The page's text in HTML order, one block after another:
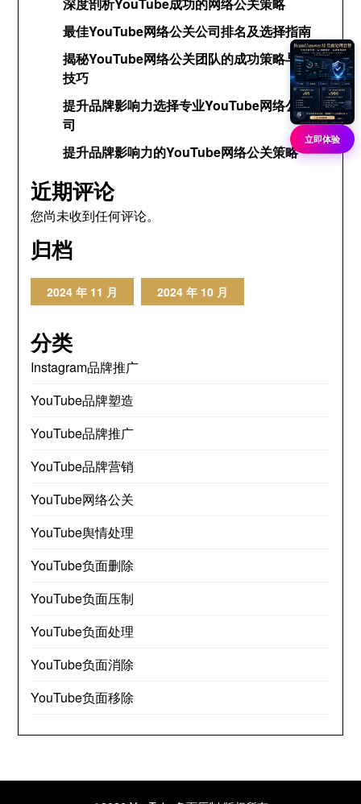
最佳YouTube网络公关公司排名及选择指南
揭秘YouTube网络公关团队的成功策略与运营
技巧
提升品牌影响力选择专业YouTube网络公关公
司
提升品牌影响力的YouTube网络公关策略
近期评论
您尚未收到任何评论。
归档
2024 年 11 月 2024 年 10 月
分类
Instagram品牌推广
YouTube品牌塑造
YouTube品牌推广
YouTube品牌营销
YouTube网络公关
YouTube舆情处理
YouTube负面删除
YouTube负面压制
YouTube负面处理
YouTube负面消除
YouTube负面移除
立即体验